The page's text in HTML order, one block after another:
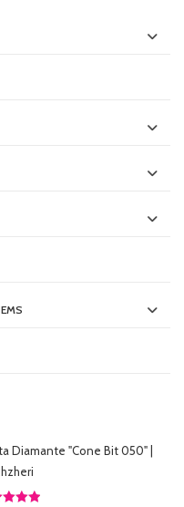
Diamante "Cone Bit 050" |